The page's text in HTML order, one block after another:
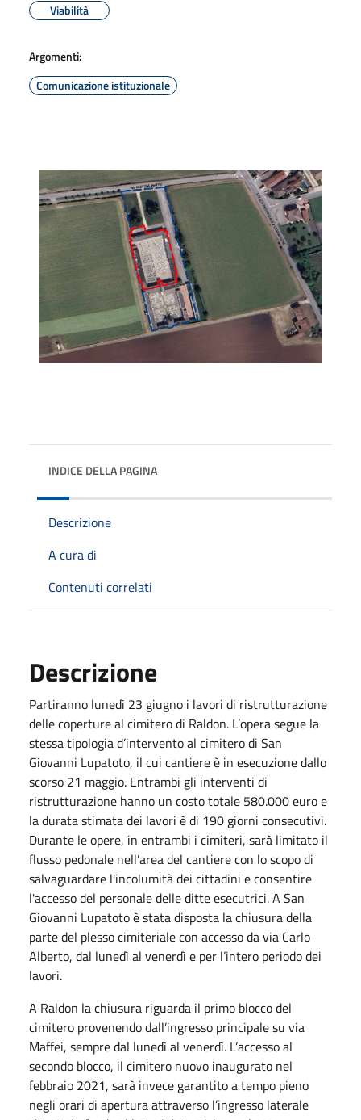
Viabilità
Argomenti:
Comunicazione istituzionale
INDICE DELLA PAGINA
Descrizione
A cura di
Contenuti correlati
Descrizione
Partiranno lunedì 23 giugno i lavori di ristrutturazione
delle coperture al cimitero di Raldon. L’opera segue la
stessa tipologia d’intervento al cimitero di San
Giovanni Lupatoto, il cui cantiere è in esecuzione dallo
scorso 21 maggio. Entrambi gli interventi di
ristrutturazione hanno un costo totale 580.000 euro e
la durata stimata dei lavori è di 190 giorni consecutivi.
Durante le opere, in entrambi i cimiteri, sarà limitato il
flusso pedonale nell’area del cantiere con lo scopo di
salvaguardare l'incolumità dei cittadini e consentire
l'accesso del personale delle ditte esecutrici. A San
Giovanni Lupatoto è stata disposta la chiusura della
parte del plesso cimiteriale con accesso da via Carlo
Alberto, dal lunedì al venerdì e per l’intero periodo dei
lavori.
A Raldon la chiusura riguarda il primo blocco del
cimitero provenendo dall’ingresso principale su via
Maffei, sempre dal lunedì al venerdì. L’accesso al
secondo blocco, il cimitero nuovo inaugurato nel
febbraio 2021, sarà invece garantito a tempo pieno
negli orari di apertura attraverso l’ingresso laterale